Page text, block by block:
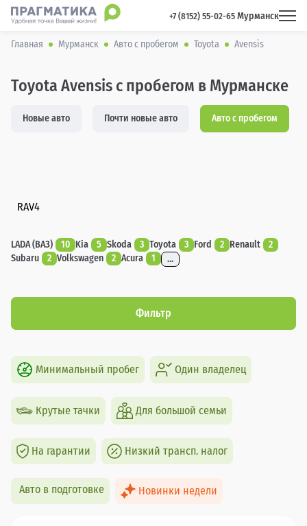
+7 (8152) 55-02-65 Мурманск
Главная Мурманск Авто с пробегом Toyota Avensis
Toyota Avensis с пробегом в Мурманске
Новые авто Почти новые авто Авто с пробегом
RAV4
LADA (ВАЗ) 10 Kia 5 Skoda 3 Toyota 3 Ford 2 Renault
2
Subaru
2 Volkswagen 2 Acura 1 ...
Фильтр
Минимальный пробег Один владелец
Крутые тачки Для большой семьи
На гарантии Низкий трансп. налог
Авто в подготовке Новинки недели